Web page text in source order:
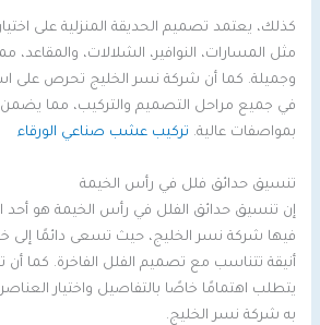
كذلك، يعتمد تصميم الحديقة المنزلية على
مثل المسارات، النوافير، الشلالات، والمقاعد،
وجميلة. كما أن شركة نسر الخليج تحرص على
في جميع مراحل التصميم والتركيب، مما يضمن
بمواصفات عالية. تركيب عشب صناعي الورقاء
تنسيق حدائق فلل في رأس الخيمة
إن تنسيق حدائق الفلل في رأس الخيمة هو أحد
فيها شركة نسر الخليج، حيث تسعى دائمًا
أنيقة تتناسب مع تصميم الفلل الفاخرة. كما أن
يتطلب اهتمامًا خاصًا بالتفاصيل واختيار
به شركة نسر الخليج.